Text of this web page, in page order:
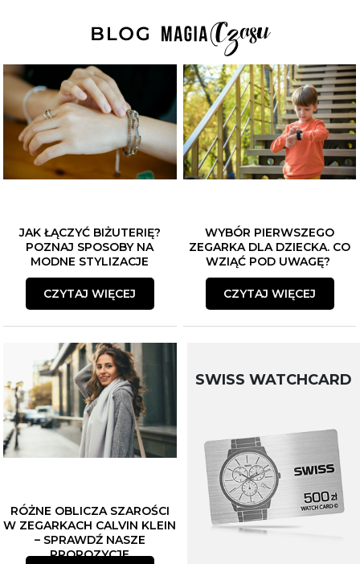
JAK ŁĄCZYĆ BIŻUTERIĘ?
POZNAJ SPOSOBY NA
MODNE STYLIZACJE
CZYTAJ WIĘCEJ
WYBÓR PIERWSZEGO
ZEGARKA DLA DZIECKA. CO
WZIĄĆ POD UWAGĘ?
CZYTAJ WIĘCEJ
RÓŻNE OBLICZA SZAROŚCI
W ZEGARKACH CALVIN KLEIN
– SPRAWDŹ NASZE
PROPOZYCJE
SWISS WATCHCARD
Czekają na Ciebie...
-10% NA ZEGARKI I BIŻUTERIĘ
-5% na smartwache
Płeć
Akceptacja regulaminu
Akcetpuję regulamin i politykę
prywatności
Polityka prywatności